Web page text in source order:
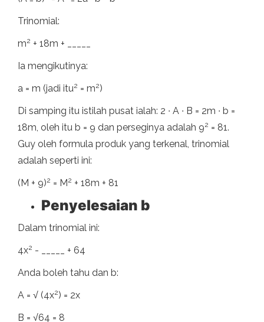
Trinomial:
m2 + 18m + _____
Ia mengikutinya:
a = m (jadi itu2 = m2)
Di samping itu istilah pusat ialah: 2 ∙ A ∙ B = 2m ∙ b =
18m, oleh itu b = 9 dan perseginya adalah 92 = 81.
Guy oleh formula produk yang terkenal, trinomial
adalah seperti ini:
(M + 9)2 = M2 + 18m + 81
Penyelesaian b
Dalam trinomial ini:
4x2 - _____ + 64
Anda boleh tahu dan b:
A = √ (4x2) = 2x
B = √64 = 8